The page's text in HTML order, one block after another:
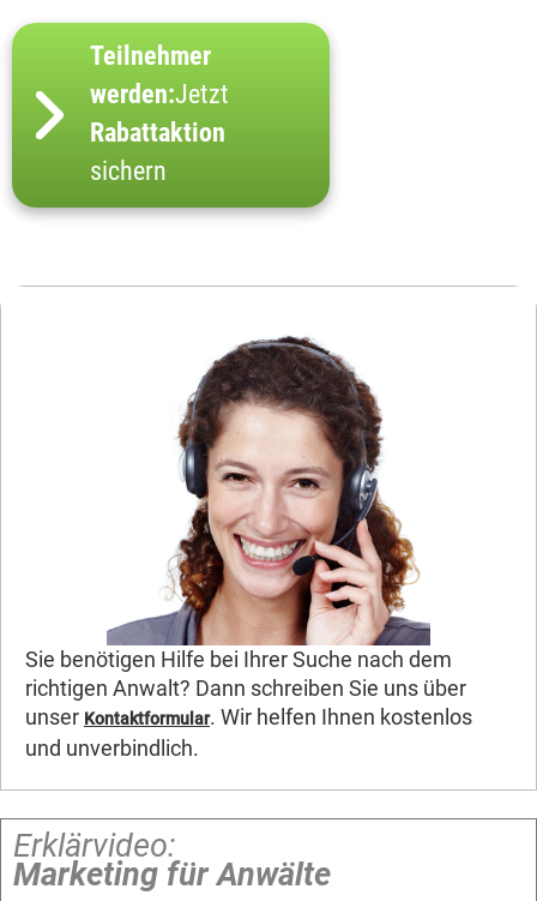
Teilnehmer
werden:Jetzt
Rabattaktion
sichern
Sie benötigen Hilfe bei Ihrer Suche nach dem
richtigen Anwalt? Dann schreiben Sie uns über
unser Kontaktformular. Wir helfen Ihnen kostenlos
und unverbindlich.
Erklärvideo:
Marketing für Anwälte